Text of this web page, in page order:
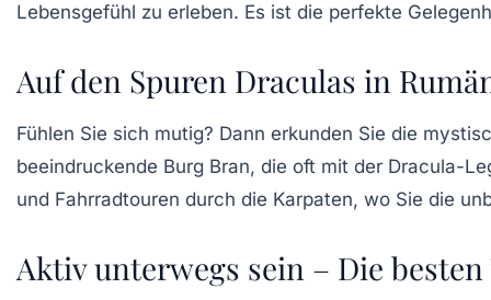
Lebensgefühl zu erleben. Es ist die perfekte
Auf den Spuren Draculas in
Fühlen Sie sich mutig? Dann erkunden Sie die
beeindruckende Burg Bran, die oft mit der Dracula-
und Fahrradtouren durch die Karpaten, wo Sie die
Aktiv unterwegs sein – Die